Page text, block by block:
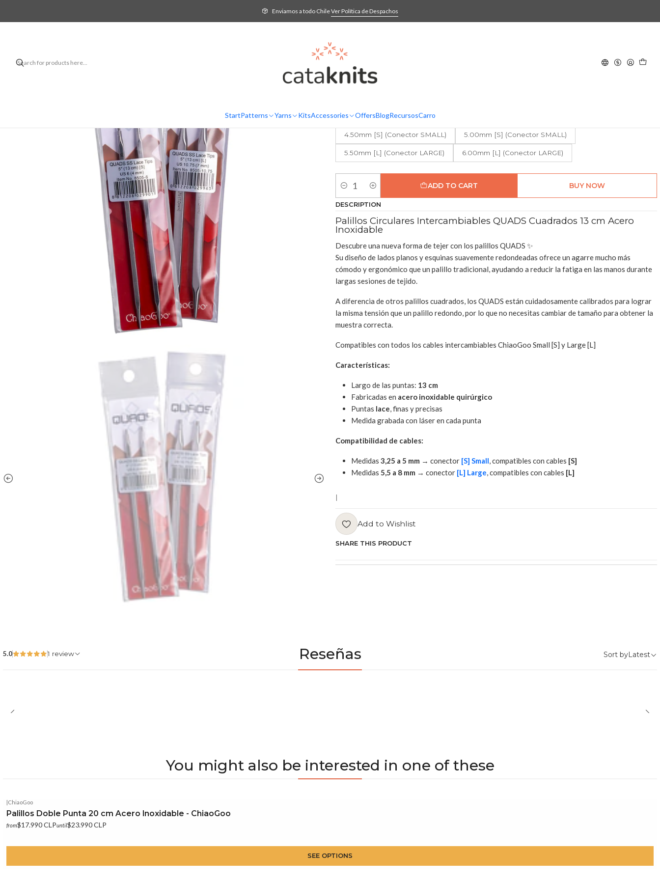
StartPatterns Yarns KitsAccessories OffersBlogRecursosCarro
Enviamos a todo ChileVer Política de Despachos
Palillos Circulares Intercambiables QUADS Cuadrados 13 cm Acero Inoxidable
Cuadrados 13 cm Acero Inoxidable
5.0
ELEGIR TAMAÑO
3.75mm [S] (Conector SMALL)
4.50mm [S] (Conector SMALL) 5.00mm [S] (Conector SMALL)
5.50mm [L] (Conector LARGE) 6.00mm [L] (Conector LARGE)
Quantity
ADD TO CART BUY NOW
DESCRIPTION
Palillos Circulares Intercambiables QUADS Cuadrados 13 cm Acero
Inoxidable
Descubre una nueva forma de tejer con los palillos QUADS ✨
Su diseño de lados planos y esquinas suavemente redondeadas ofrece un agarre mucho más
cómodo y ergonómico que un palillo tradicional, ayudando a reducir la fatiga en las manos durante
largas sesiones de tejido.
A diferencia de otros palillos cuadrados, los QUADS están cuidadosamente calibrados para lograr
la misma tensión que un palillo redondo, por lo que no necesitas cambiar de tamaño para obtener la
muestra correcta.
Compatibles con todos los cables intercambiables ChiaoGoo Small [S] y Large [L]
Características:
Largo de las puntas: 13 cm
Fabricadas en acero inoxidable quirúrgico
Puntas lace, finas y precisas
Medida grabada con láser en cada punta
Compatibilidad de cables:
Medidas3,25 a 5 mm → conector [S] Small, compatibles con cables [S]
Medidas5,5 a 8 mm → conector [L] Large, compatibles con cables [L]
Add to Wishlist
SHARE THIS PRODUCT
Reseñas
5.0 1 review Sort byLatest
You might also be interested in one of these
ChiaoGoo
Palillos Doble Punta 20 cm Acero Inoxidable - ChiaoGoo
from$17.990 CLPuntil$23.990 CLP
SEE OPTIONS